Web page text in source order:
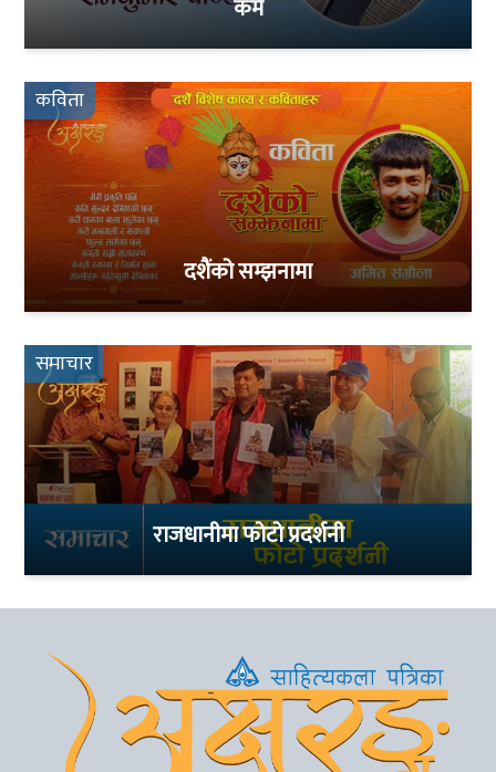
कर्म
कविता
दशैंको सम्झनामा
समाचार
राजधानीमा फोटो प्रदर्शनी